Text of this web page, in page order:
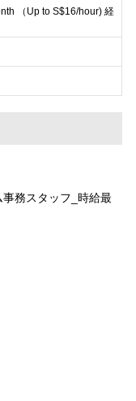
（Up to S$16/hour) 経
事務スタッフ_時給最